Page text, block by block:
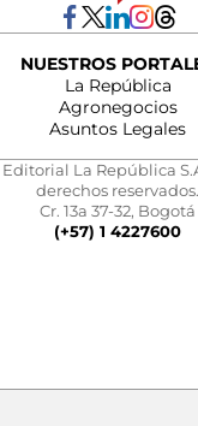
NUESTROS
La República
Agronegocios
Asuntos Legales
La República
derechos reservados.
Cr. 13a 37-32, Bogotá
(+57) 1 4227600